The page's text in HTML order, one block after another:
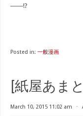
――!?
Posted in: 一般漫画
[紙屋あま
March 10, 2015 11:02 am ⋅